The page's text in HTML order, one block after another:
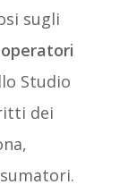
sugli
Studio
dei